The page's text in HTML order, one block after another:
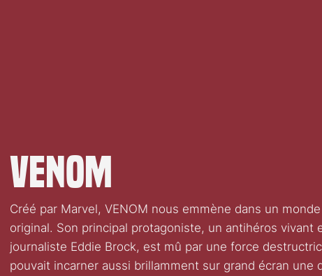
Venom
Créé par Marvel, VENOM nous emmène dans un
original. Son principal protagoniste, un antihéros vivant
journaliste Eddie Brock, est mû par une force
pouvait incarner aussi brillamment sur grand écran une